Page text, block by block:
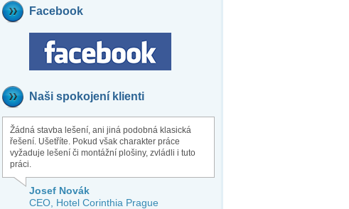
Facebook
Naši spokojení klienti
Žádná stavba lešení, ani jiná podobná klasická
řešení. Ušetříte. Pokud však charakter práce
vyžaduje lešení či montážní plošiny, zvládli i tuto
práci.
Josef Novák
CEO, Hotel Corinthia Prague